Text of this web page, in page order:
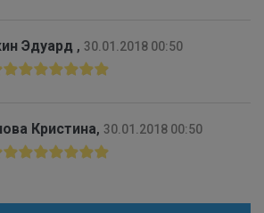
Эдуард , 30.01.2018 00:50
Кристина, 30.01.2018 00:50